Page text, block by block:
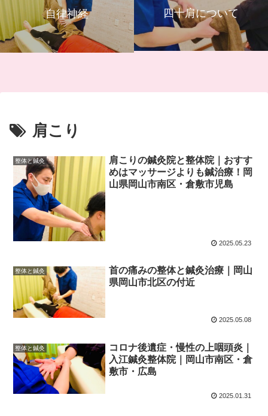
自律神経 四十肩について
肩こり
整体と鍼灸
肩こりの鍼灸院と整体院｜おすす
めはマッサージよりも鍼治療！岡
山県岡山市南区・倉敷市児島
2025.05.23
整体と鍼灸
首の痛みの整体と鍼灸治療｜岡山
県岡山市北区の付近
2025.05.08
整体と鍼灸
コロナ後遺症・慢性の上咽頭炎｜
入江鍼灸整体院｜岡山市南区・倉
敷市・広島
2025.01.31